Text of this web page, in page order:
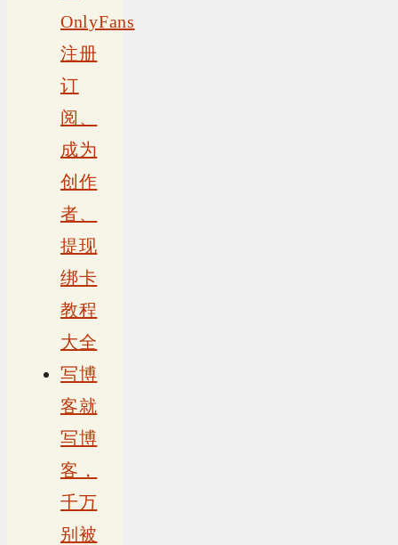
OnlyFans
注册
订
阅、
成为
创作
者、
提现
绑卡
教程
大全
写博
客就
写博
客，
千万
别被